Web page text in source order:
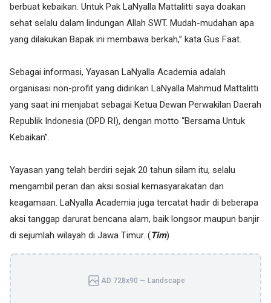
berbuat kebaikan. Untuk Pak LaNyalla Mattalitti saya doakan
sehat selalu dalam lindungan Allah SWT. Mudah-mudahan apa
yang dilakukan Bapak ini membawa berkah,” kata Gus Faat.
Sebagai informasi, Yayasan LaNyalla Academia adalah
organisasi non-profit yang didirikan LaNyalla Mahmud Mattalitti
yang saat ini menjabat sebagai Ketua Dewan Perwakilan Daerah
Republik Indonesia (DPD RI), dengan motto “Bersama Untuk
Kebaikan”.
Yayasan yang telah berdiri sejak 20 tahun silam itu, selalu
mengambil peran dan aksi sosial kemasyarakatan dan
keagamaan. LaNyalla Academia juga tercatat hadir di beberapa
aksi tanggap darurat bencana alam, baik longsor maupun banjir
di sejumlah wilayah di Jawa Timur. (Tim)
AD 728x90 — Landscape